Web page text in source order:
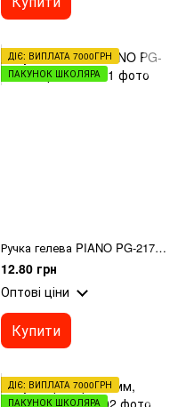
ДІЄ: ВИПЛАТА 7000ГРН
ПАКУНОК ШКОЛЯРА
Ручка гелева PIANO PG-2177 чорна
12.80 грн
Оптові ціни
Купити
ДІЄ: ВИПЛАТА 7000ГРН
ПАКУНОК ШКОЛЯРА